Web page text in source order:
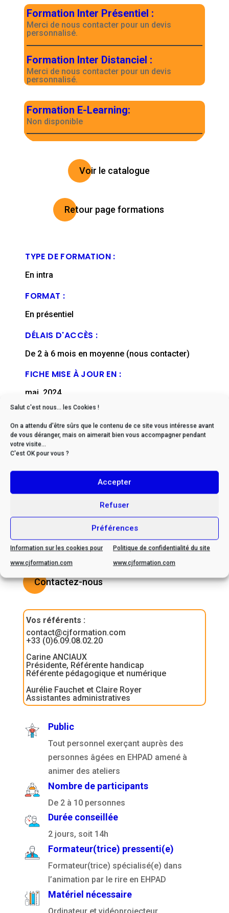
Salut c'est nous... les Cookies !
On a attendu d'être sûrs que le contenu de ce site vous intéresse avant
de vous déranger, mais on aimerait bien vous accompagner pendant
votre visite...
C'est OK pour vous ?
Accepter
Refuser
Préférences
Information sur les cookies pour
www.cjformation.com
Politique de confidentialité du site
www.cjformation.com
Formation Inter Présentiel :
Merci de nous contacter pour un devis
personnalisé.
Formation Inter Distanciel :
Merci de nous contacter pour un devis
personnalisé.
Formation E-Learning:
Non disponible
Voir le catalogue
Retour page formations
TYPE DE FORMATION :
En intra
FORMAT :
En présentiel
DÉLAIS D'ACCÈS :
De 2 à 6 mois en moyenne (nous contacter)
FICHE MISE À JOUR EN :
mai, 2024
* Si vous êtes en situation
de handicap, veuillez nous
contacter afin d’envisager
ensemble les possibilités
d’adaptation
Contactez-nous
Vos référents :
contact@cjformation.com
+33 (0)6.09.08.02.20
Carine ANCIAUX
Présidente, Référente handicap
Référente pédagogique et numérique
Aurélie Fauchet et Claire Royer
Assistantes administratives
Public
Tout personnel exerçant auprès des
personnes âgées en EHPAD amené à
animer des ateliers
Nombre de participants
De 2 à 10 personnes
Durée conseillée
2 jours, soit 14h
Formateur(trice) pressenti(e)
Formateur(trice) spécialisé(e) dans
l’animation par le rire en EHPAD
Matériel nécessaire
Ordinateur et vidéoprojecteur